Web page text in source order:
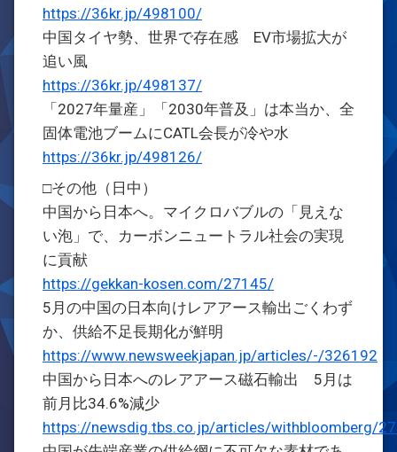
https://36kr.jp/498100/
中国タイヤ勢、世界で存在感 EV市場拡大が
追い風
https://36kr.jp/498137/
「2027年量産」「2030年普及」は本当か、全
固体電池ブームにCATL会長が冷や水
https://36kr.jp/498126/
□その他（日中）
中国から日本へ。マイクロバブルの「見えな
い泡」で、カーボンニュートラル社会の実現
に貢献
https://gekkan-kosen.com/27145/
5月の中国の日本向けレアアース輸出ごくわず
か、供給不足長期化が鮮明
https://www.newsweekjapan.jp/articles/-/326192
中国から日本へのレアアース磁石輸出 5月は
前月比34.6%減少
https://newsdig.tbs.co.jp/articles/withbloomberg/